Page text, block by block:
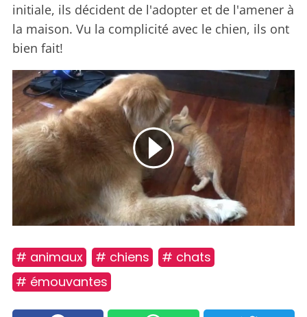
initiale, ils décident de l'adopter et de l'amener à
la maison. Vu la complicité avec le chien, ils ont
bien fait!
# animaux # chiens
# chats
# émouvantes